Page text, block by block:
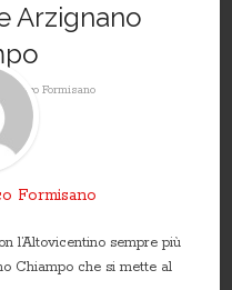
Arzignano
Federico Formisano
Formisano
l’Altovicentino sempre più
Chiampo che si mette al